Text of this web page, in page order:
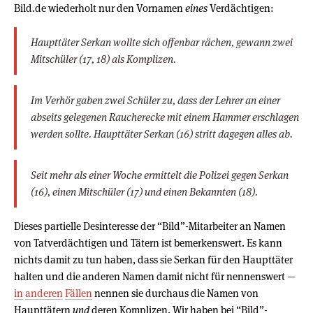
Bild.de wiederholt nur den VornameneinesVerdächtigen:
Haupttäter Serkan wollte sich offenbar rächen, gewann zwei
Mitschüler (17, 18) als Komplizen.
Im Verhör gaben zwei Schüler zu, dass der Lehrer an einer
abseits gelegenen Raucherecke mit einem Hammer erschlagen
werden sollte. Haupttäter Serkan (16) stritt dagegen alles ab.
Seit mehr als einer Woche ermittelt die Polizei gegen Serkan
(16), einen Mitschüler (17) und einen Bekannten (18).
Dieses partielle Desinteresse der “Bild”-Mitarbeiter an Namen
von Tatverdächtigen und Tätern ist bemerkenswert. Es kann
nichts damit zu tun haben, dass sie Serkan für den Haupttäter
halten und die anderen Namen damit nicht für nennenswert —
inanderenFällennennen sie durchaus die Namen von
Haupttätern undderen Komplizen. Wir haben bei “Bild”-